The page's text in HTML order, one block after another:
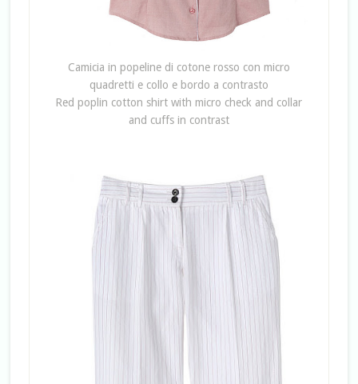
Camicia in popeline di cotone rosso con micro
quadretti e collo e bordo a contrasto
Red poplin cotton shirt with micro check and collar
and cuffs in contrast